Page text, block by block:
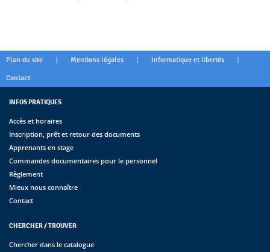
Plan du site | Mentions légales | Informatique et libertés |
Contact
INFOS PRATIQUES
Accès et horaires
Inscription, prêt et retour des documents
Apprenants en stage
Commandes documentaires pour le personnel
Règlement
Mieux nous connaître
Contact
CHERCHER / TROUVER
Chercher dans le catalogue